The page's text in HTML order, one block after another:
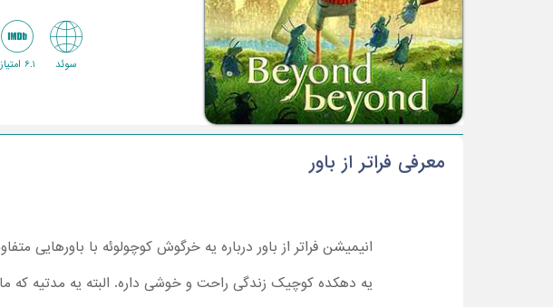
سوئد 6.1 امتیاز
معرفی فراتر از باور
انیمیشن فراتر از باور درباره یه خرگوش کوچولوئه با
یه دهکده کوچیک زندگی راحت و خوشی داره. البته یه مدتیه که